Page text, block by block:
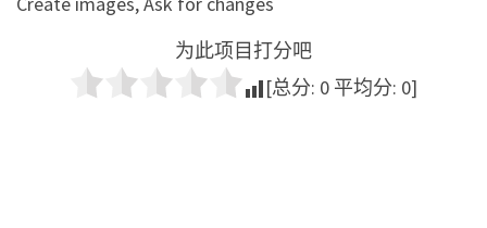
为此项目打分吧
[总分: 0 平均分: 0]